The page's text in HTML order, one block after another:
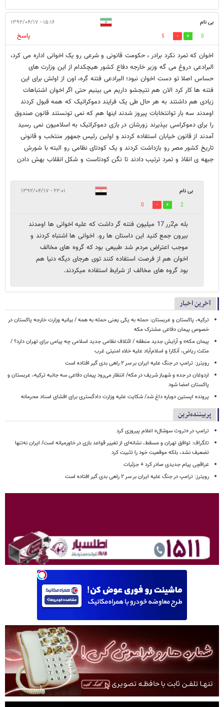
بی نام ۱۵:۱۶ - ۱۳۹۲/۰۴/۱۷
0
5
پاسخ
اخوان که تمرد نکرد برادر ، حکومت قانونی و شرعی رو یک اخوانی اداره می کرد،
البرادعی دروغ می گه وزیر خارجه دفاع کشور هیچکدام از این وزارت های
حساس اصلا تو دست اخوان نبود؛ البرادعی فتنه گره، اون از اولش برای این
فتنه ها کار کرد الان هم نتیجشو داریم می بینیم حتی اگر اخوان اشتباهات
زیادی هم داشتند به هر حال طی یک فرایند دموکراتیک که همه قبول کردند
اومدند سه بار توانتخابات پیروز شدند اینها هم که نمی تونستند قانون صندوق
را برای دموکراسی بپذیرند زورشان در بازی دموکراتیک به اسلامیون نمی رسید
آمدند از قانون خیابان استفاده کردند و اولین رئیس جمهور منتخب و قانونی
تاریخ کشور مصر رو بازداشت کردند و یک کودتای نظامی رو البته با شورش
جبهه ی انقاذ و تمرد ترتیب دادند تا نگن کودتاست و شکل انقلاب بهش دادن
بی نام ۲۲:۰۱ - ۱۳۹۲/۰۴/۱۷
2
0
بله م2رر 17 میلیون فتنه گر داشت که علیه اخوانی ها اومدند
بیرون جمع کنید این داستان ها رو. اخوانی ها اشتباه کردند و
موجب اعتراض مردم شد طبیعی بود که گروه های مخالف
اخوان هم از فرصت استفاده کنند توی هرجای دیگه دنیا هم
بود گروه های مخالف از شرایط استفاده میکردند.
آخرین اخبار
ترکیه، پاکستان و عربستان: حمله به یکی یعنی حمله به همه / بیانیه وزارت خارجه پاکستان در
خصوص پیمان دفاعی مشترک مکه
پیمان مکه» و آرایش جدید منطقه / ائتلاف نظامی جدید اسلامی چه پیامی برای تهران دارد؟ /
مثلث ریاض، آنکارا و اسلام‌آباد علیه خلاء امنیتی غرب
رویترز: ترامپ در جنگ علیه ایران بر سر ۲ راهی بدی گیر افتاده است
اردوغان در جده و شهباز شریف در مکه/ انتظار می‌رود پیمان دفاعی سه جانبه ترکیه، عربستان و
پاکستان امضا شود
پرونده اپستین دوباره داغ شد/ شکایت علیه وزارت دادگستری برای افشای اسناد محرمانه
پربیننده‌ترین
ترامپ در «تروث سوشال» اعلام پیروزی کرد
تلگراف: توافق تهران و مسقط، نشانه‌ای از تغییر قواعد بازی در خاورمیانه است/ ایران نه‌تنها
تضعیف نشد، بلکه موقعیت خود را تثبیت کرد
عراقچی پیام جدیدی صادر کرد + جزئیات
رویترز: ترامپ در جنگ علیه ایران بر سر ۲ راهی بدی گیر افتاده است